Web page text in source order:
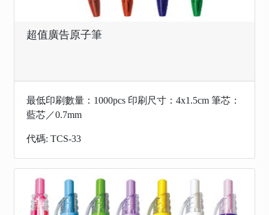
超值廣告原子筆
最低印刷數量：1000pcs 印刷尺寸：4x1.5cm 筆芯：
藍芯／0.7mm
代碼: TCS-33